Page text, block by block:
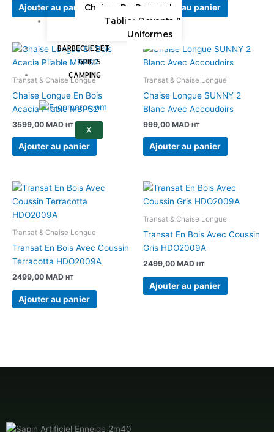
Chaises De Banquet
Tablier Devants &
Uniformes
BARBECUES ET
GRILLS
CAMPING
X
Ajouter au panier Ajouter au panier
Transat & Chaise Longue
Chaise Longue En Bois
Acacia Pliable MBPS2
3599,00 MAD HT
Ajouter au panier
Transat & Chaise Longue
Chaise Longue SUNNY 2
Blanc Avec Accoudoirs
999,00 MAD HT
Ajouter au panier
Transat & Chaise Longue
Transat En Bois Avec Coussin
Terracotta HDO2009A
2499,00 MAD HT
Ajouter au panier
Transat & Chaise Longue
Transat En Bois Avec Coussin
Gris HDO2009A
2499,00 MAD HT
Ajouter au panier